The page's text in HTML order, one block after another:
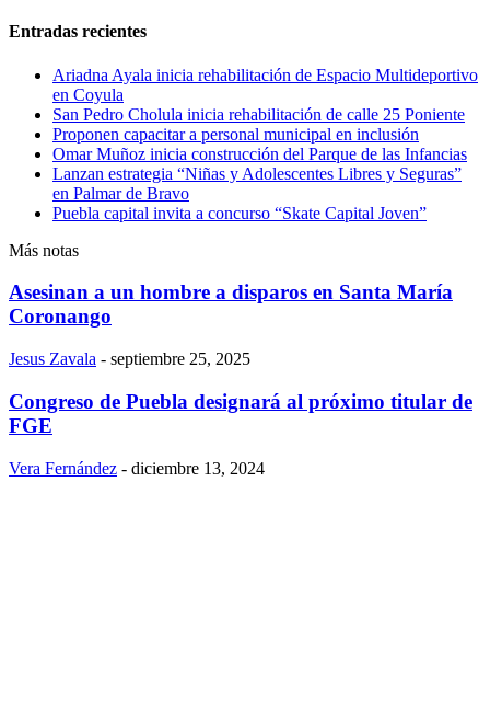
Entradas recientes
Ariadna Ayala inicia rehabilitación de Espacio Multideportivo
en Coyula
San Pedro Cholula inicia rehabilitación de calle 25 Poniente
Proponen capacitar a personal municipal en inclusión
Omar Muñoz inicia construcción del Parque de las Infancias
Lanzan estrategia “Niñas y Adolescentes Libres y Seguras”
en Palmar de Bravo
Puebla capital invita a concurso “Skate Capital Joven”
Más notas
Asesinan a un hombre a disparos en Santa María
Coronango
Jesus Zavala - septiembre 25, 2025
Congreso de Puebla designará al próximo titular de
FGE
Vera Fernández - diciembre 13, 2024